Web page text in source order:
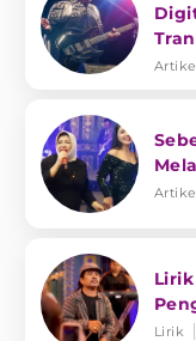
Lirik